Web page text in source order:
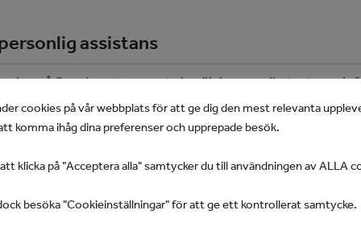
assistans
jag på Scenkonstmuseet. Jag älskar musik, teater
cookies på vår webbplats för att ge dig den mest relevanta
komma ihåg dina preferenser och upprepade besök.
klicka på "Acceptera alla" samtycker du till användningen av ALLA
besöka "Cookieinställningar" för att ge ett kontrollerat samtycke.